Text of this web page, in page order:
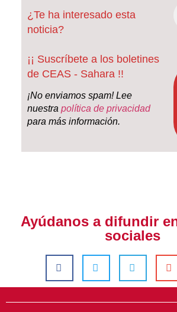
¿Te ha interesado esta
noticia?
¡¡ Suscríbete a los boletines
de CEAS - Sahara !!
¡No enviamos spam! Lee
nuestra política de privacidad
para más información.
Ayúdanos a difundir
sociales